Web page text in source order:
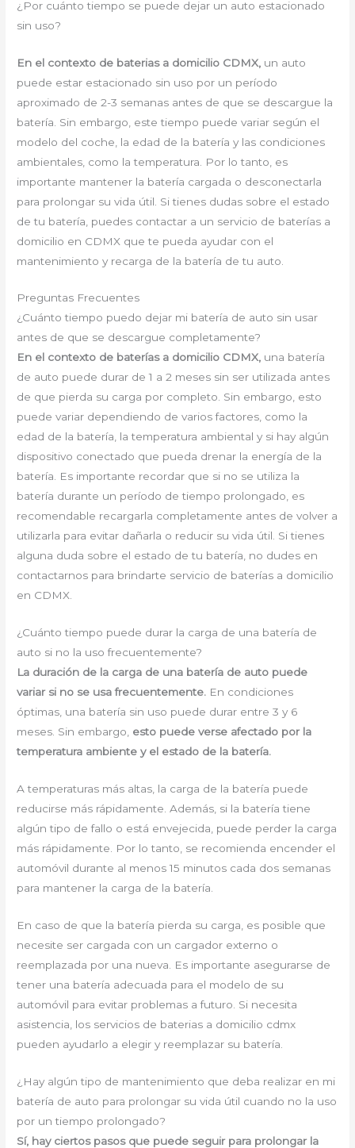
¿Por cuánto tiempo se puede dejar un auto estacionado
sin uso?
En el contexto de baterias a domicilio CDMX, un auto
puede estar estacionado sin uso por un período
aproximado de 2-3 semanas antes de que se descargue la
batería. Sin embargo, este tiempo puede variar según el
modelo del coche, la edad de la batería y las condiciones
ambientales, como la temperatura. Por lo tanto, es
importante mantener la batería cargada o desconectarla
para prolongar su vida útil. Si tienes dudas sobre el estado
de tu batería, puedes contactar a un servicio de baterías a
domicilio en CDMX que te pueda ayudar con el
mantenimiento y recarga de la batería de tu auto.
Preguntas Frecuentes
¿Cuánto tiempo puedo dejar mi batería de auto sin usar
antes de que se descargue completamente?
En el contexto de baterías a domicilio CDMX, una batería
de auto puede durar de 1 a 2 meses sin ser utilizada antes
de que pierda su carga por completo. Sin embargo, esto
puede variar dependiendo de varios factores, como la
edad de la batería, la temperatura ambiental y si hay algún
dispositivo conectado que pueda drenar la energía de la
batería. Es importante recordar que si no se utiliza la
batería durante un período de tiempo prolongado, es
recomendable recargarla completamente antes de volver a
utilizarla para evitar dañarla o reducir su vida útil. Si tienes
alguna duda sobre el estado de tu batería, no dudes en
contactarnos para brindarte servicio de baterías a domicilio
en CDMX.
¿Cuánto tiempo puede durar la carga de una batería de
auto si no la uso frecuentemente?
La duración de la carga de una batería de auto puede
variar si no se usa frecuentemente. En condiciones
óptimas, una batería sin uso puede durar entre 3 y 6
meses. Sin embargo, esto puede verse afectado por la
temperatura ambiente y el estado de la batería.
A temperaturas más altas, la carga de la batería puede
reducirse más rápidamente. Además, si la batería tiene
algún tipo de fallo o está envejecida, puede perder la carga
más rápidamente. Por lo tanto, se recomienda encender el
automóvil durante al menos 15 minutos cada dos semanas
para mantener la carga de la batería.
En caso de que la batería pierda su carga, es posible que
necesite ser cargada con un cargador externo o
reemplazada por una nueva. Es importante asegurarse de
tener una batería adecuada para el modelo de su
automóvil para evitar problemas a futuro. Si necesita
asistencia, los servicios de baterias a domicilio cdmx
pueden ayudarlo a elegir y reemplazar su batería.
¿Hay algún tipo de mantenimiento que deba realizar en mi
batería de auto para prolongar su vida útil cuando no la uso
por un tiempo prolongado?
Sí, hay ciertos pasos que puede seguir para prolongar la